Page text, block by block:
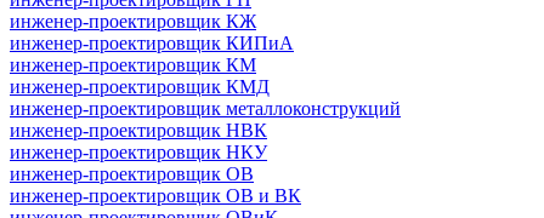
инженер-проектировщик КЖ
инженер-проектировщик КИПиА
инженер-проектировщик КМ
инженер-проектировщик КМД
инженер-проектировщик металлоконструкций
инженер-проектировщик НВК
инженер-проектировщик НКУ
инженер-проектировщик ОВ
инженер-проектировщик ОВ и ВК